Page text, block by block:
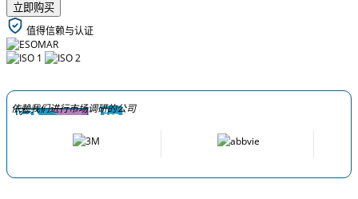
立即购买
值得信赖与认证
依赖我们进行市场调研的公司